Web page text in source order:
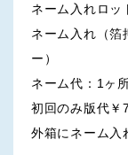
ネーム入れロッ
ネーム入れ（箔
ー）
ネーム代：1ヶ
初回のみ版代￥
外箱にネーム